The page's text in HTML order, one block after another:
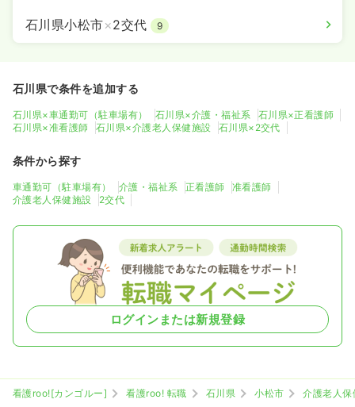
石川県小松市×2交代 9
石川県で条件を追加する
石川県×車通勤可（駐車場有） 石川県×介護・福祉系
石川県×正看護師
石川県×准看護師
石川県×介護老人保健施設 石川県×2交代
条件から探す
車通勤可（駐車場有） 介護・福祉系 正看護師
准看護師
介護老人保健施設
2交代
ログインまたは新規登録
看護roo![カンゴルー] 看護roo! 転職 石川県 小松市
介護老人